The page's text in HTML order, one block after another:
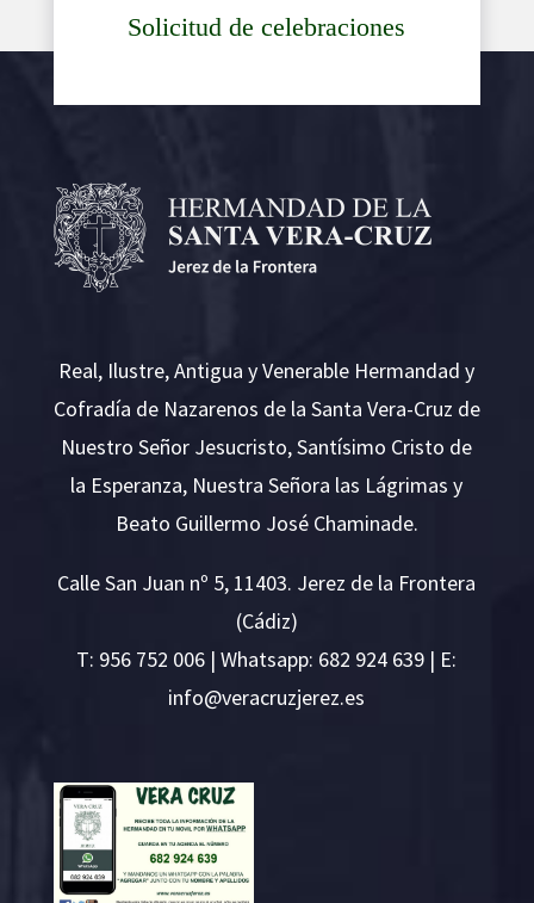
Solicitud de celebraciones
Real, Ilustre, Antigua y Venerable Hermandad y
Cofradía de Nazarenos de la Santa Vera-Cruz de
Nuestro Señor Jesucristo, Santísimo Cristo de
la Esperanza, Nuestra Señora las Lágrimas y
Beato Guillermo José Chaminade.
Calle San Juan nº 5, 11403. Jerez de la Frontera
(Cádiz)
T: 956 752 006 | Whatsapp: 682 924 639 | E:
se.ze
rejzu
rcare
v@ofn
i